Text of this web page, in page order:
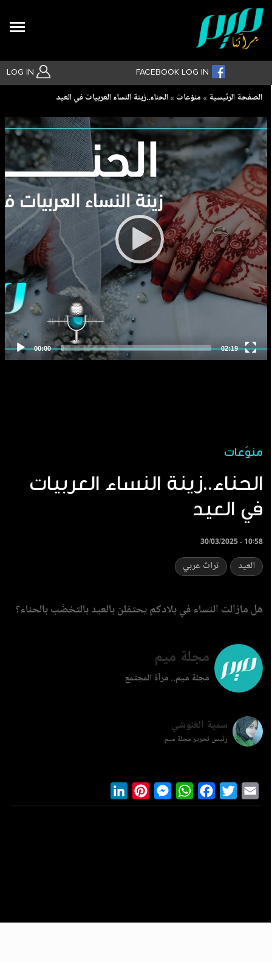
LOG IN FACEBOOK LOG IN
بحث متقدم
Breadcrumb
الصفحة الرئيسية منوّعات الحناء..زينة النساء العربيات في العيد
منوّعات
الحناء..زينة النساء العربيات
في العيد
30/03/2025 - 10:58
العيد تراث عربي
هل مازالت النساء في بلادكم يحتفلن بالعيد بالتخضّب بالحناء؟
مجلة ميم
مجلة ميم.. مرآة المجتمع
سمية الغنوشي
رئيس تحرير مجلة ميم
LinkedInPinterestMessengerWhatsAppFacebook
Twitter